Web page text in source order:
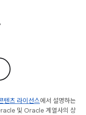
텐츠 라이선스에서 설명하는
및 Oracle 계열사의 상